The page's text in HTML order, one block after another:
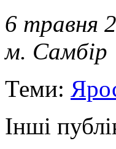
6 травня
м. Самбір
Теми:
Інші